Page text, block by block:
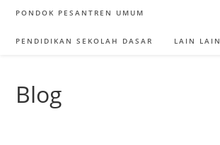
PONDOK PESANTREN UMUM
PENDIDIKAN SEKOLAH DASAR LAIN LAIN
Blog